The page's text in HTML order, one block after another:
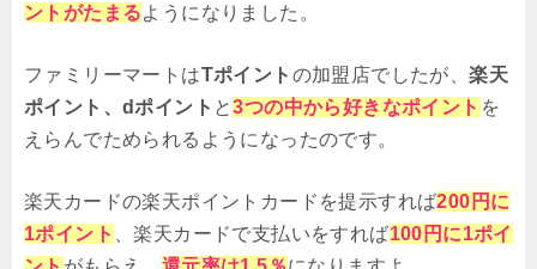
ントがたまるようになりました。
ファミリーマートはTポイント の加盟店でしたが、楽天
ポイント、dポイント と3つの中から好きなポイント を
えらんでためられるようになったのです。
楽天カードの楽天ポイントカードを提示すれば200円に
1ポイント
、楽天カードで支払いをすれば100円に1ポイ